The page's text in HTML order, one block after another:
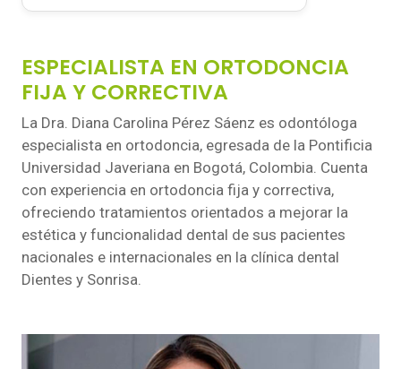
ESPECIALISTA EN ORTODONCIA
FIJA Y CORRECTIVA
La Dra. Diana Carolina Pérez Sáenz es odontóloga
especialista en ortodoncia, egresada de la Pontificia
Universidad Javeriana en Bogotá, Colombia. Cuenta
con experiencia en ortodoncia fija y correctiva,
ofreciendo tratamientos orientados a mejorar la
estética y funcionalidad dental de sus pacientes
nacionales e internacionales en la clínica dental
Dientes y Sonrisa.